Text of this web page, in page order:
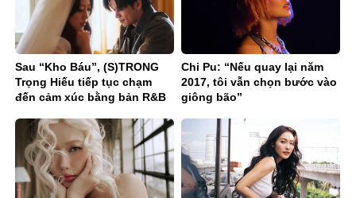
Sau “Kho Báu”, (S)TRONG
Trọng Hiếu tiếp tục chạm
đến cảm xúc bằng bản R&B
Chi Pu: “Nếu quay lại năm
2017, tôi vẫn chọn bước vào
giông bão”